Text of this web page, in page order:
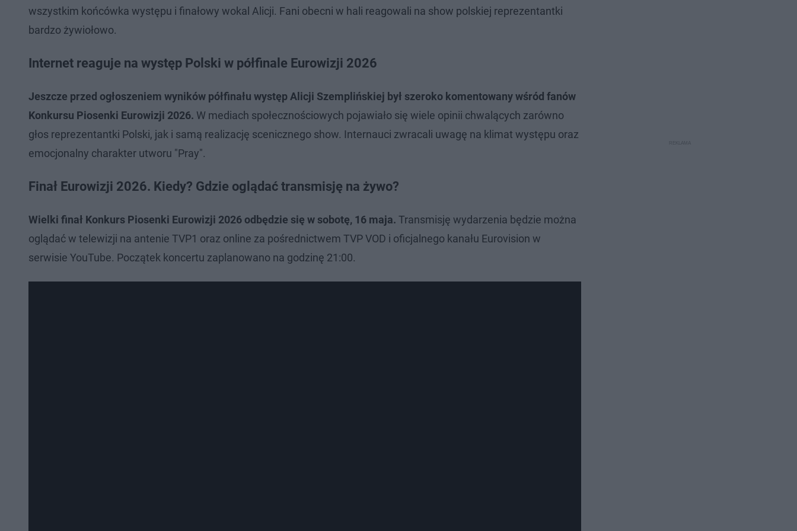
wszystkim końcówka występu i finałowy wokal Alicji. Fani obecni w hali reagowali na show polskiej reprezentantki
bardzo żywiołowo.
Internet reaguje na występ Polski w półfinale Eurowizji 2026
Jeszcze przed ogłoszeniem wyników półfinału występ Alicji Szemplińskiej był szeroko komentowany wśród fanów
Konkursu Piosenki Eurowizji 2026. W mediach społecznościowych pojawiało się wiele opinii chwalących zarówno
głos reprezentantki Polski, jak i samą realizację scenicznego show. Internauci zwracali uwagę na klimat występu oraz
emocjonalny charakter utworu "Pray".
Finał Eurowizji 2026. Kiedy? Gdzie oglądać transmisję na żywo?
Wielki finał Konkurs Piosenki Eurowizji 2026 odbędzie się w sobotę, 16 maja. Transmisję wydarzenia będzie można
oglądać w telewizji na antenie TVP1 oraz online za pośrednictwem TVP VOD i oficjalnego kanału Eurovision w
serwisie YouTube. Początek koncertu zaplanowano na godzinę 21:00.